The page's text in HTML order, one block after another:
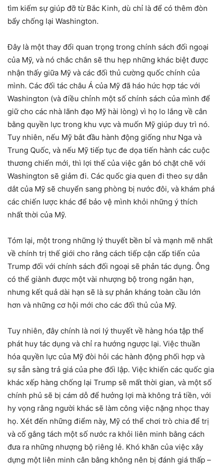
tìm kiếm sự giúp đỡ từ Bắc Kinh, dù chỉ là để có thêm đòn
bẩy chống lại Washington.
Đây là một thay đổi quan trọng trong chính sách đối ngoại
của Mỹ, và nó chắc chắn sẽ thu hẹp những khác biệt được
nhận thấy giữa Mỹ và các đối thủ cường quốc chính của
mình. Các đối tác châu Á của Mỹ đã háo hức hợp tác với
Washington (và điều chỉnh một số chính sách của mình để
giữ cho các nhà lãnh đạo Mỹ hài lòng) vì họ lo lắng về cân
bằng quyền lực trong khu vực và muốn Mỹ giúp duy trì nó.
Tuy nhiên, nếu Mỹ bắt đầu hành động giống như Nga và
Trung Quốc, và nếu Mỹ tiếp tục đe dọa tiến hành các cuộc
thương chiến mới, thì lợi thế của việc gắn bó chặt chẽ với
Washington sẽ giảm đi. Các quốc gia quen đi theo sự dẫn
dắt của Mỹ sẽ chuyển sang phòng bị nước đôi, và khám phá
các chiến lược khác để bảo vệ mình khỏi những ý thích
nhất thời của Mỹ.
Tóm lại, một trong những lý thuyết bền bỉ và mạnh mẽ nhất
về chính trị thế giới cho rằng cách tiếp cận cấp tiến của
Trump đối với chính sách đối ngoại sẽ phản tác dụng. Ông
có thể giành được một vài nhượng bộ trong ngắn hạn,
nhưng kết quả dài hạn sẽ là sự phản kháng toàn cầu lớn
hơn và những cơ hội mới cho các đối thủ của Mỹ.
Tuy nhiên, đây chính là nơi lý thuyết về hàng hóa tập thể
phát huy tác dụng và chỉ ra hướng ngược lại. Việc thuần
hóa quyền lực của Mỹ đòi hỏi các hành động phối hợp và
sự sẵn sàng trả giá của phe đối lập. Việc khiến các quốc gia
khác xếp hàng chống lại Trump sẽ mất thời gian, và một số
chính phủ sẽ bị cám dỗ để hưởng lợi mà không trả tiền, với
hy vọng rằng người khác sẽ làm công việc nặng nhọc thay
họ. Xét đến những điểm này, Mỹ có thể chơi trò chia để trị
và cố gắng tách một số nước ra khỏi liên minh bằng cách
đưa ra những nhượng bộ riêng lẻ. Khó khăn của việc xây
dựng một liên minh cân bằng không nên bị đánh giá thấp –